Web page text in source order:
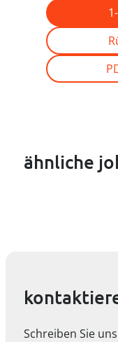
ähnliche
Schreiben Sie